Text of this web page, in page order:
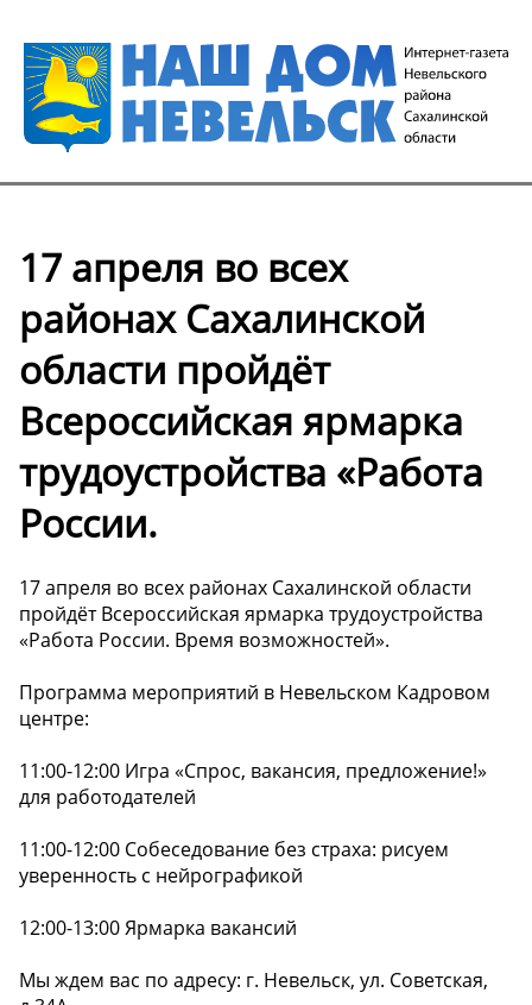
17 апреля во всех
районах Сахалинской
области пройдёт
Всероссийская ярмарка
трудоустройства «Работа
России.
17 апреля во всех районах Сахалинской области
пройдёт Всероссийская ярмарка трудоустройства
«Работа России. Время возможностей».
Программа мероприятий в Невельском Кадровом
центре:
11:00-12:00 Игра «Спрос, вакансия, предложение!»
для работодателей
11:00-12:00 Собеседование без страха: рисуем
уверенность с нейрографикой
12:00-13:00 Ярмарка вакансий
Мы ждем вас по адресу: г. Невельск, ул. Советская,